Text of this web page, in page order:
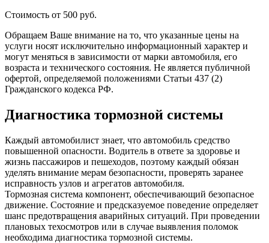
Стоимость от 500 руб.
Обращаем Ваше внимание на то, что указанные цены на
услуги носят исключительно информационный характер и
могут меняться в зависимости от марки автомобиля, его
возраста и технического состояния. Не является публичной
офертой, определяемой положениями Статьи 437 (2)
Гражданского кодекса РФ.
Диагностика тормозной системы
Каждый автомобилист знает, что автомобиль средство
повышенной опасности. Водитель в ответе за здоровье и
жизнь пассажиров и пешеходов, поэтому каждый обязан
уделять внимание мерам безопасности, проверять заранее
исправность узлов и агрегатов автомобиля.
Тормозная система компонент, обеспечивающий безопасное
движение. Состояние и предсказуемое поведение определяет
шанс предотвращения аварийных ситуаций. При проведении
плановых техосмотров или в случае выявления поломок
необходима диагностика тормозной системы.